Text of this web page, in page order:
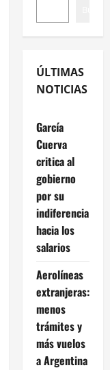
ÚLTIMAS
NOTICIAS
García
Cuerva
critica al
gobierno
por su
indiferencia
hacia los
salarios
Aerolíneas
extranjeras:
menos
trámites y
más vuelos
a Argentina